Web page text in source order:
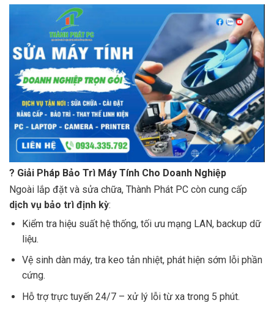
? Giải Pháp Bảo Trì Máy Tính Cho Doanh Nghiệp
Ngoài lắp đặt và sửa chữa, Thành Phát PC còn cung cấp
dịch vụ bảo trì định kỳ:
Kiểm tra hiệu suất hệ thống, tối ưu mạng LAN, backup dữ
liệu.
Vệ sinh dàn máy, tra keo tản nhiệt, phát hiện sớm lỗi phần
cứng.
Hỗ trợ trực tuyến 24/7 – xử lý lỗi từ xa trong 5 phút.